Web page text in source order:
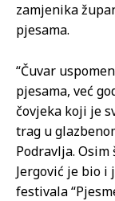
zamjenika
pjesama.
“Čuvar
pjesama, već
čovjeka koji je
trag u
Podravlja.
Jergović je bio i
festivala